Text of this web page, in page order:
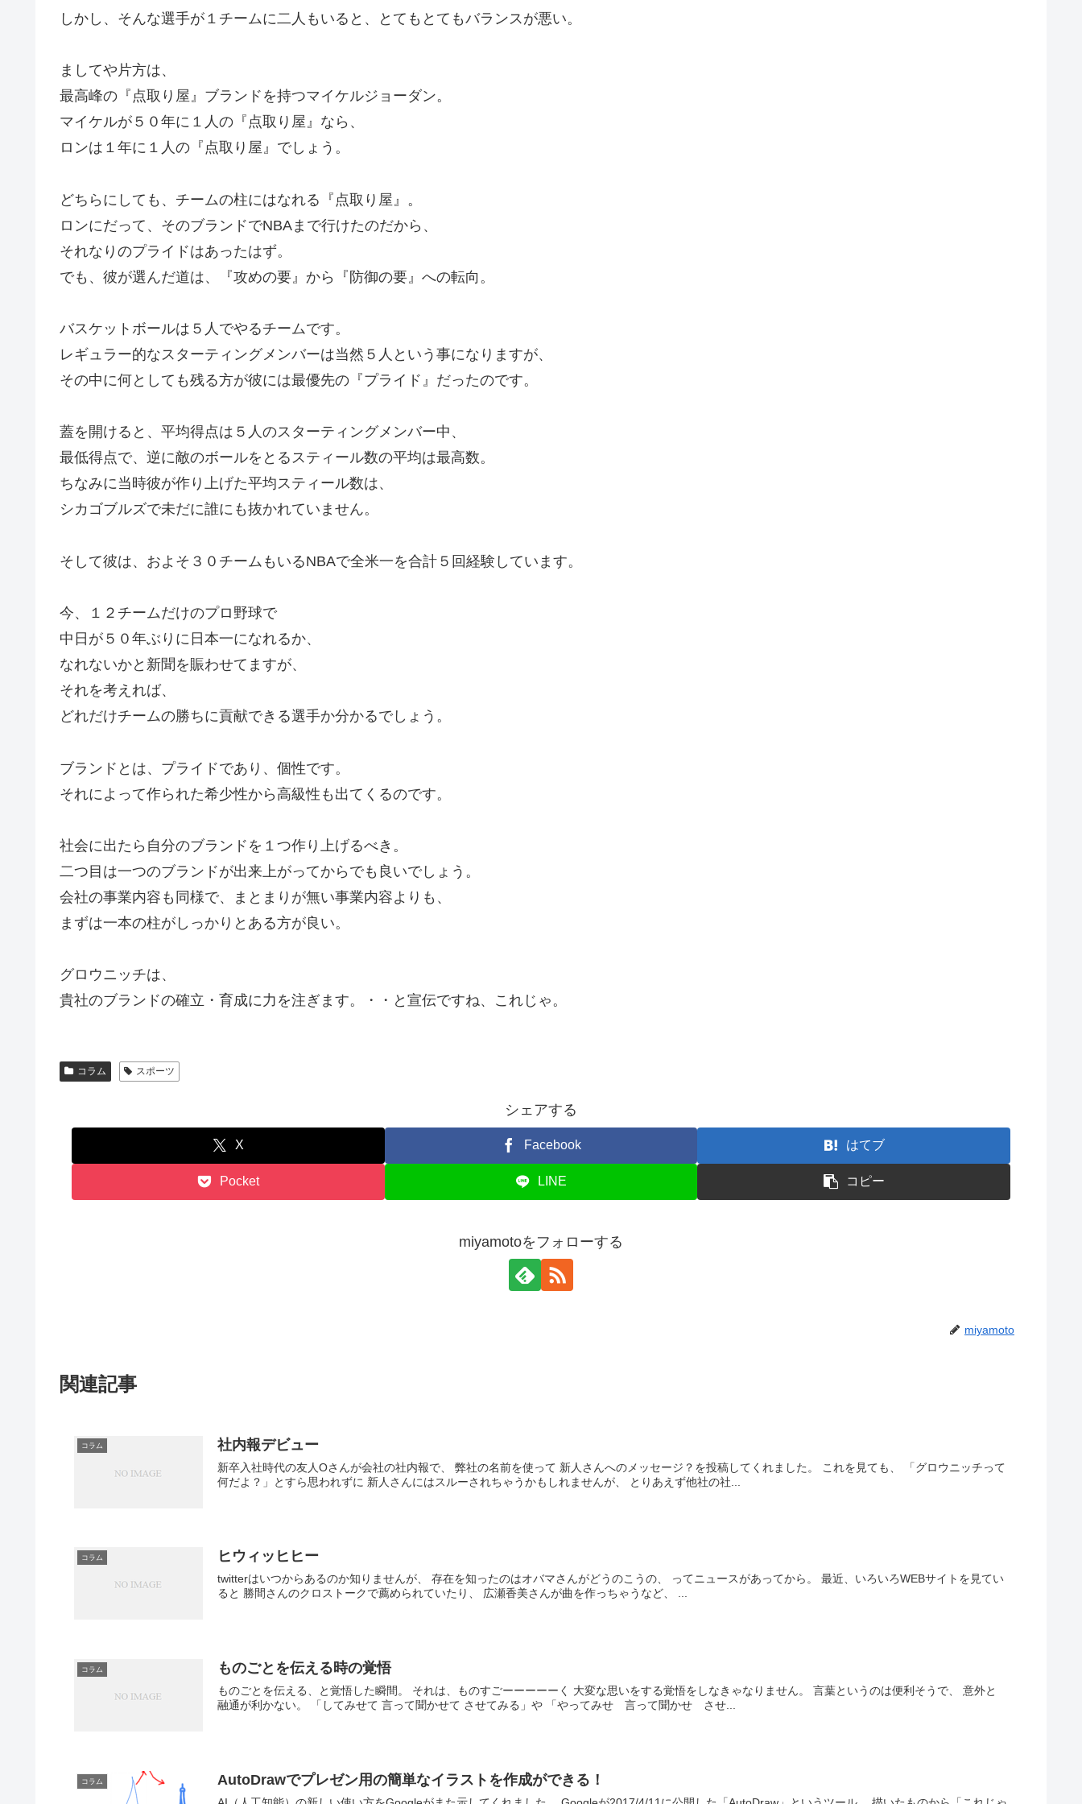
しかし、そんな選手が１チームに二人もいると、とてもとてもバランスが悪い。
ましてや片方は、
最高峰の『点取り屋』ブランドを持つマイケルジョーダン。
マイケルが５０年に１人の『点取り屋』なら、
ロンは１年に１人の『点取り屋』でしょう。
どちらにしても、チームの柱にはなれる『点取り屋』。
ロンにだって、そのブランドでNBAまで行けたのだから、
それなりのプライドはあったはず。
でも、彼が選んだ道は、『攻めの要』から『防御の要』への転向。
バスケットボールは５人でやるチームです。
レギュラー的なスターティングメンバーは当然５人という事になりますが、
その中に何としても残る方が彼には最優先の『プライド』だったのです。
蓋を開けると、平均得点は５人のスターティングメンバー中、
最低得点で、逆に敵のボールをとるスティール数の平均は最高数。
ちなみに当時彼が作り上げた平均スティール数は、
シカゴブルズで未だに誰にも抜かれていません。
そして彼は、およそ３０チームもいるNBAで全米一を合計５回経験しています。
今、１２チームだけのプロ野球で
中日が５０年ぶりに日本一になれるか、
なれないかと新聞を賑わせてますが、
それを考えれば、
どれだけチームの勝ちに貢献できる選手か分かるでしょう。
ブランドとは、プライドであり、個性です。
それによって作られた希少性から高級性も出てくるのです。
社会に出たら自分のブランドを１つ作り上げるべき。
二つ目は一つのブランドが出来上がってからでも良いでしょう。
会社の事業内容も同様で、まとまりが無い事業内容よりも、
まずは一本の柱がしっかりとある方が良い。
グロウニッチは、
貴社のブランドの確立・育成に力を注ぎます。・・と宣伝ですね、これじゃ。
コラム スポーツ
シェアする
X Facebook はてブ
Pocket LINE コピー
miyamotoをフォローする
miyamoto
関連記事
コラム 社内報デビュー
新卒入社時代の友人Oさんが会社の社内報で、 弊社の名前を使って 新人さんへのメッセージ？を投稿してくれました。 これを見ても、 「グロウニッチって
何だよ？」とすら思われずに 新人さんにはスルーされちゃうかもしれませんが、 とりあえず他社の社...
コラム ヒウィッヒヒー
twitterはいつからあるのか知りませんが、 存在を知ったのはオバマさんがどうのこうの、 ってニュースがあってから。 最近、いろいろWEBサイトを見てい
ると 勝間さんのクロストークで薦められていたり、 広瀬香美さんが曲を作っちゃうなど、 ...
コラム ものごとを伝える時の覚悟
ものごとを伝える、と覚悟した瞬間。 それは、ものすごーーーーーく 大変な思いをする覚悟をしなきゃなりません。 言葉というのは便利そうで、 意外と
融通が利かない。 「してみせて 言って聞かせて させてみる」や 「やってみせ 言って聞かせ させ...
コラム AutoDrawでプレゼン用の簡単なイラストを作成ができる！